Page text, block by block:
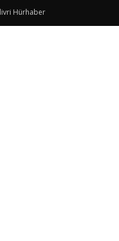
Hürhaber